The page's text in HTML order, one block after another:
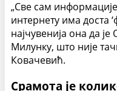
„Све сам
интернету има доста
најчувенија она да
Милунку, што није
Ковачевић.
Срамота је